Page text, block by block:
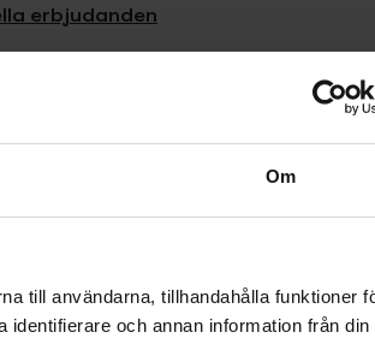
Om
till användarna, tillhandahålla funktioner
och annan information från din
erbjudanden